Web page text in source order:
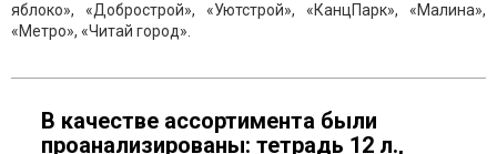
яблоко», «Добрострой», «Уютстрой», «КанцПарк», «Малина»,
«Метро», «Читай город».
В качестве ассортимента были
проанализированы: тетрадь 12 л.,